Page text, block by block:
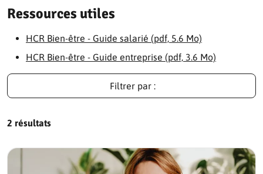
Ressources utiles
HCR Bien-être - Guide salarié (pdf, 5.6 Mo)
HCR Bien-être - Guide entreprise (pdf, 3.6 Mo)
Filtrer par :
2 résultats